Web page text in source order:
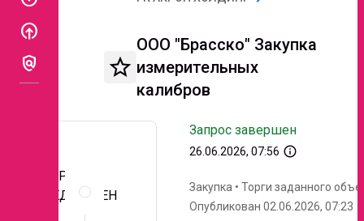
enable
policy
star_border
ООО "Брасско" Закупка
измерительных
калибров
ЗАПРОС
ПРЕДЛОЖЕН
Запрос завершен
26.06.2026, 07:56 info_outline
Закупка • Торги заданного
Опубликован 02.06.2026, 07:23